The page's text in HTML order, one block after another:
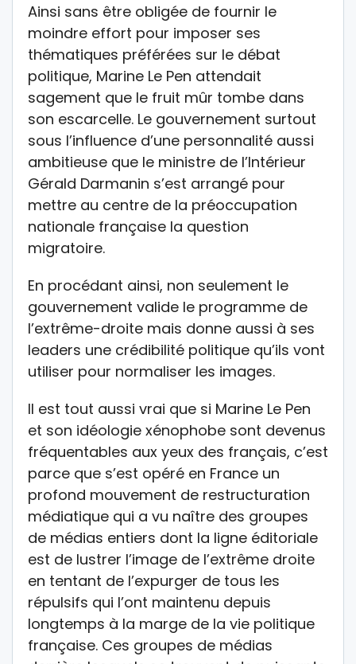
Ainsi sans être obligée de fournir le
moindre effort pour imposer ses
thématiques préférées sur le débat
politique, Marine Le Pen attendait
sagement que le fruit mûr tombe dans
son escarcelle. Le gouvernement surtout
sous l’influence d’une personnalité aussi
ambitieuse que le ministre de l’Intérieur
Gérald Darmanin s’est arrangé pour
mettre au centre de la préoccupation
nationale française la question
migratoire.
En procédant ainsi, non seulement le
gouvernement valide le programme de
l’extrême-droite mais donne aussi à ses
leaders une crédibilité politique qu’ils vont
utiliser pour normaliser les images.
Il est tout aussi vrai que si Marine Le Pen
et son idéologie xénophobe sont devenus
fréquentables aux yeux des français, c’est
parce que s’est opéré en France un
profond mouvement de restructuration
médiatique qui a vu naître des groupes
de médias entiers dont la ligne éditoriale
est de lustrer l’image de l’extrême droite
en tentant de l’expurger de tous les
répulsifs qui l’ont maintenu depuis
longtemps à la marge de la vie politique
française. Ces groupes de médias